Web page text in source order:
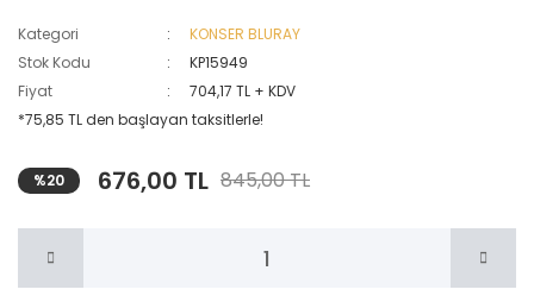
Kategori
KONSER BLURAY
Stok Kodu
KP15949
Fiyat
704,17 TL + KDV
*75,85 TL den başlayan taksitlerle!
%20 676,00 TL 845,00 TL